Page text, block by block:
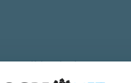
Nākamais raksts